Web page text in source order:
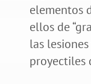
elementos
ellos de
las
proyectiles